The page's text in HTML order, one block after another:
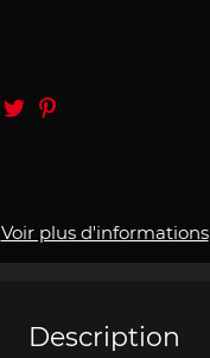
Description
Voir plus d'informations